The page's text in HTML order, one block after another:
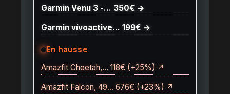
Garmin Venu 3 -… 350€ →
Garmin vívoactive… 199€ →
En hausse
Amazfit Cheetah,… 118€ (+25%) ↗
Amazfit Falcon, 49… 676€ (+23%) ↗